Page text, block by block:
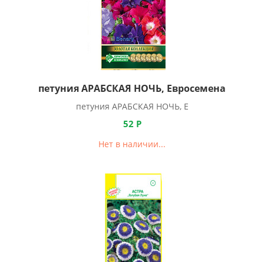
петуния АРАБСКАЯ НОЧЬ, Евросемена
петуния АРАБСКАЯ НОЧЬ, Е
52 Р
Нет в наличии...